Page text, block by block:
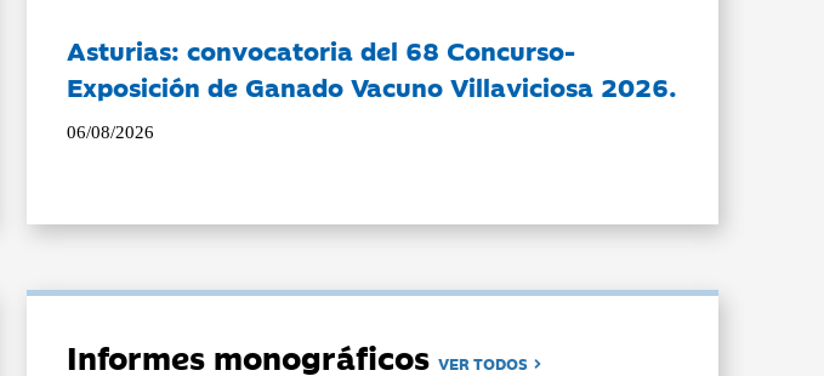
Asturias: convocatoria del 68 Concurso-
Exposición de Ganado Vacuno Villaviciosa 2026.
06/08/2026
Informes monográficosVER TODOS